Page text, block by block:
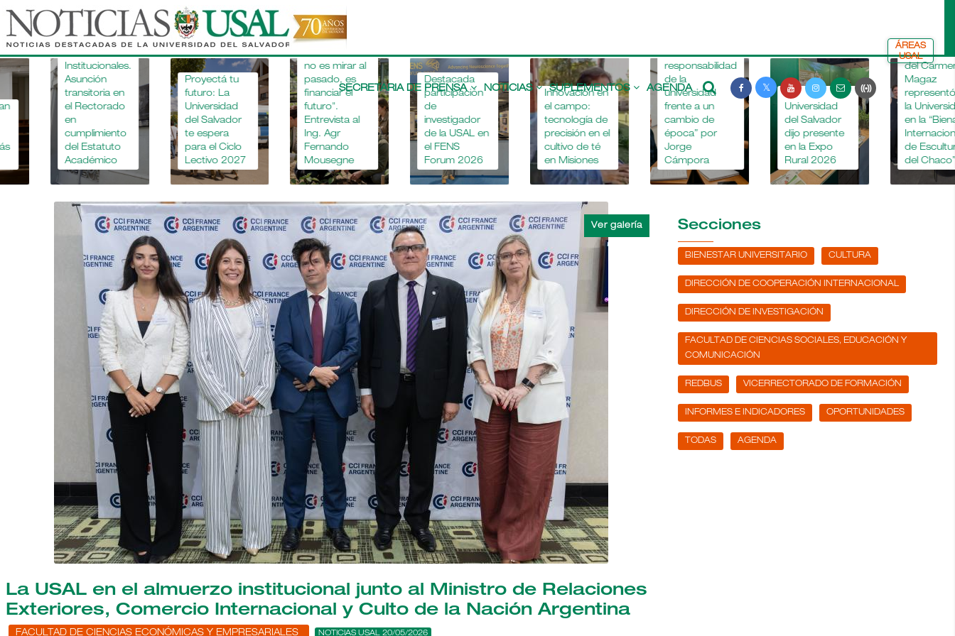
Pasar
contenido
principal
Main
navigation
SECRETARIA DE PRENSA NOTICIAS SUPLEMENTOS AGENDA
ÁREAS
USAL
Novedades
Institucionales.
Asunción
transitoria en
el Rectorado
en
cumplimiento
del Estatuto
Académico
Proyectá tu
futuro: La
Universidad
del Salvador
te espera
para el Ciclo
Lectivo 2027
"Apostar por
la educación
agropecuaria
no es mirar al
pasado, es
financiar el
futuro".
Entrevista al
Ing. Agr
Fernando
Mousegne
Destacada
participación
de
investigador
de la USAL en
Forum 2026
Innovación en
el campo:
tecnología de
precisión en el
cultivo de té
en Misiones
“La
responsabilidad
de la
universidad
frente a un
cambio de
época” por
Jorge
Cámpora
La
Universidad
del Salvador
dijo presente
en la Expo
Rural 2026
La Dra. María
del Carmen
Magaz
representó a
la Universidad
en la “Bienal
Internacional
de Esculturas
del Chaco”
La USAL en el almuerzo institucional junto al Ministro de Relaciones
Exteriores, Comercio Internacional y Culto de la Nación Argentina
FACULTAD DE CIENCIAS ECONÓMICAS Y EMPRESARIALES NOTICIAS USAL 20/05/2026
Secciones
BIENESTAR UNIVERSITARIO CULTURA
DIRECCIÓN DE COOPERACIÓN INTERNACIONAL
DIRECCIÓN DE INVESTIGACIÓN
FACULTAD DE CIENCIAS SOCIALES, EDUCACIÓN Y
COMUNICACIÓN
REDBUS VICERRECTORADO DE FORMACIÓN
INFORMES E INDICADORES OPORTUNIDADES
TODAS AGENDA